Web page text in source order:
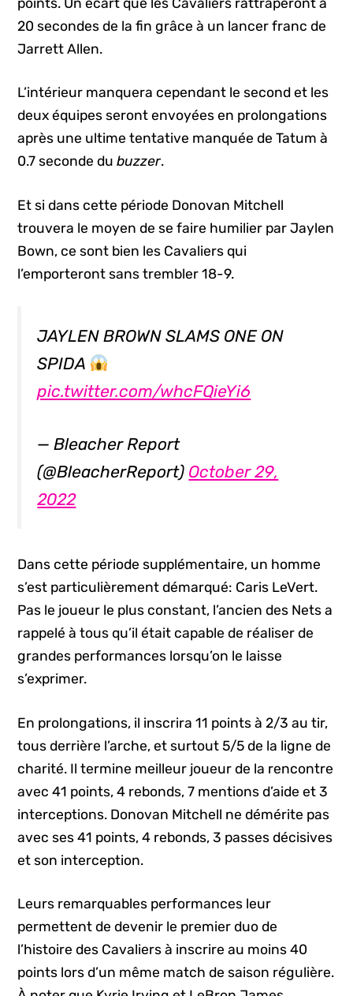
20 secondes de la fin grâce à un lancer franc de
Jarrett Allen.
L’intérieur manquera cependant le second et les
deux équipes seront envoyées en prolongations
après une ultime tentative manquée de Tatum à
0.7 seconde dubuzzer.
Et si dans cette période Donovan Mitchell
trouvera le moyen de se faire humilier par Jaylen
Bown, ce sont bien les Cavaliers qui
l’emporteront sans trembler 18-9.
JAYLEN BROWN SLAMS ONE ON
SPIDA
pic.twitter.com/whcFQieYi6
— Bleacher Report
(@BleacherReport) October 29,
2022
Dans cette période supplémentaire, un homme
s’est particulièrement démarqué: Caris LeVert.
Pas le joueur le plus constant, l’ancien des Nets a
rappelé à tous qu’il était capable de réaliser de
grandes performances lorsqu’on le laisse
s’exprimer.
En prolongations, il inscrira 11 points à 2/3 au tir,
tous derrière l’arche, et surtout 5/5 de la ligne de
charité. Il termine meilleur joueur de la rencontre
avec 41 points, 4 rebonds, 7 mentions d’aide et 3
interceptions. Donovan Mitchell ne démérite pas
avec ses 41 points, 4 rebonds, 3 passes décisives
et son interception.
Leurs remarquables performances leur
permettent de devenir le premier duo de
l’histoire des Cavaliers à inscrire au moins 40
points lors d’un même match de saison régulière.